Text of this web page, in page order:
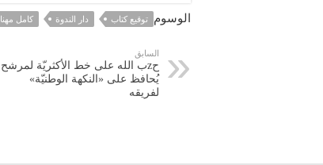
الوسوم توقيع كتاب دار الندوة كامل مهنا
السابق
حzب الله على خط الأكثريّة لمرشح
يُحافظ على «النكهة الوطنيّة»
لفريقه